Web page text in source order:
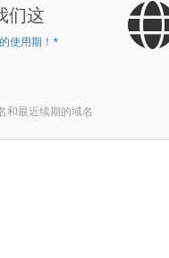
们这
使用期！*
和最近续期的域名